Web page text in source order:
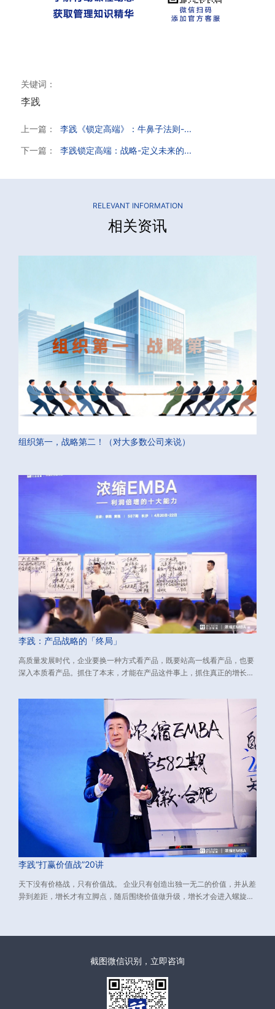
关键词：
李践
上一篇： 李践《锁定高端》：牛鼻子法则-...
下一篇： 李践锁定高端：战略-定义未来的...
RELEVANT INFORMATION
相关资讯
组织第一，战略第二！（对大多数公司来说）
李践：产品战略的「终局」
高质量发展时代，企业要换一种方式看产品，既要站高一线看产品，也要
深入本质看产品。抓住了本末，才能在产品这件事上，抓住真正的增长
含：如何看产品、如何做产品、如何打造大单品。源自：由行动教育董事
长兼CEO李践老师主讲的《浓缩EMBA》课程、数万校友实践有效的经营
方法论，希望对您有所启发。
李践“打赢价值战”20讲
天下没有价格战，只有价值战。 企业只有创造出独一无二的价值，并从差
异到差距，增长才有立脚点，随后围绕价值做升级，增长才会进入螺旋上
截图微信识别，立即咨询